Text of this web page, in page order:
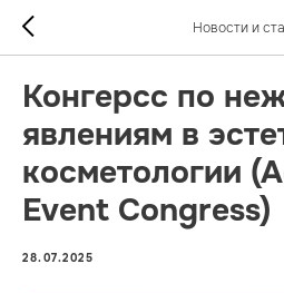
Новости и
Конгерсс по
явлениям в
косметологии
Event Congress)
28.07.2025